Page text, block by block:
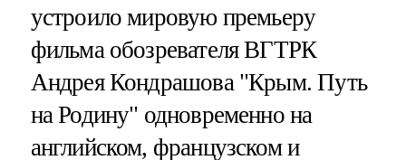
устроило мировую премьеру
фильма обозревателя ВГТРК
Андрея Кондрашова "Крым. Путь
на Родину" одновременно на
английском, французском и